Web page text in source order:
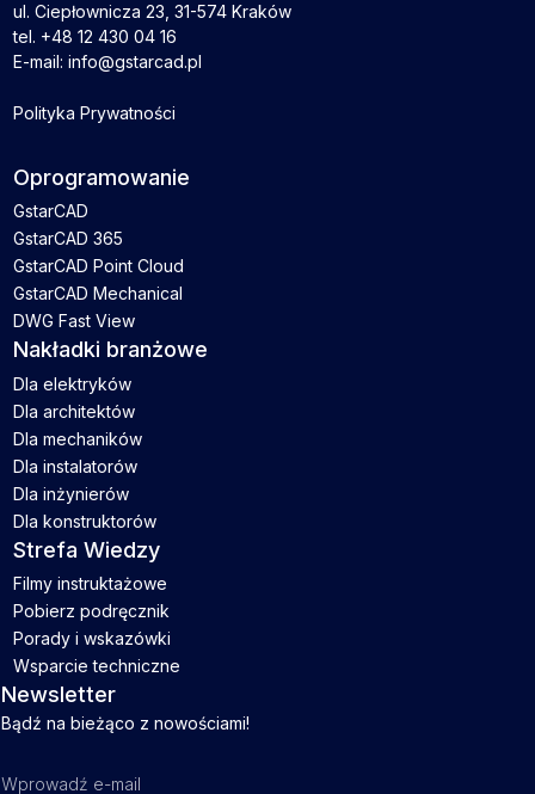
ul. Ciepłownicza 23, 31-574 Kraków
tel. +48 12 430 04 16
E-mail: info@gstarcad.pl
Polityka Prywatności
Oprogramowanie
GstarCAD
GstarCAD 365
GstarCAD Point Cloud
GstarCAD Mechanical
DWG Fast View
Nakładki branżowe
Dla elektryków
Dla architektów
Dla mechaników
Dla instalatorów
Dla inżynierów
Dla konstruktorów
Strefa Wiedzy
Filmy instruktażowe
Pobierz podręcznik
Porady i wskazówki
Wsparcie techniczne
Newsletter
Bądź na bieżąco z nowościami!